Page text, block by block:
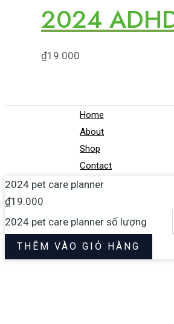
2024
₫19.000
Home
About
Shop
Contact
© Store Sản Phẩm Số
2024 pet care planner
₫19.000
2024 pet care planner số lượng
THÊM VÀO GIỎ HÀNG